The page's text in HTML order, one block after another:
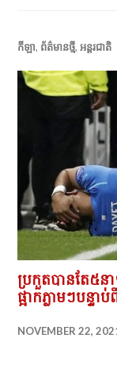
កីឡា, ព័ត៌មានថ្មី,អន្តរជាតិ
ប្រកួតបានតែ៥
ផ្អាកភ្លាមៗបន្
NOVEMBER 22,